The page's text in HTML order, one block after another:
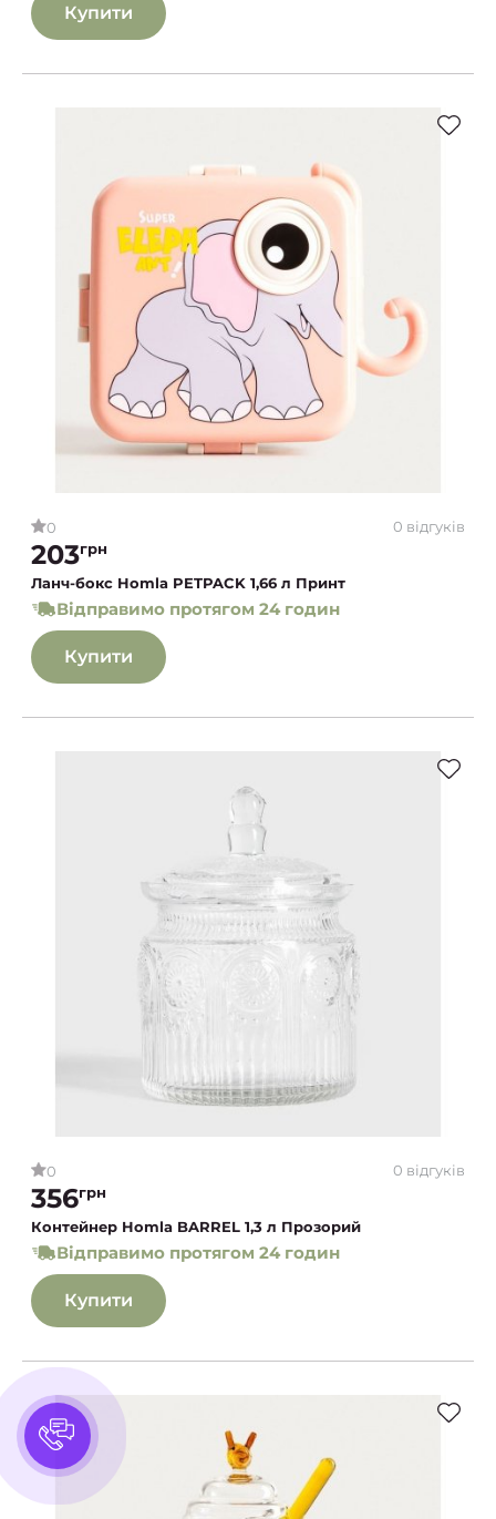
Купити
0 0 відгуків
203грн
Ланч-бокс Homla PETPACK 1,66 л Принт
Відправимо протягом 24 годин
Купити
0 0 відгуків
356грн
Контейнер Homla BARREL 1,3 л Прозорий
Відправимо протягом 24 годин
Купити